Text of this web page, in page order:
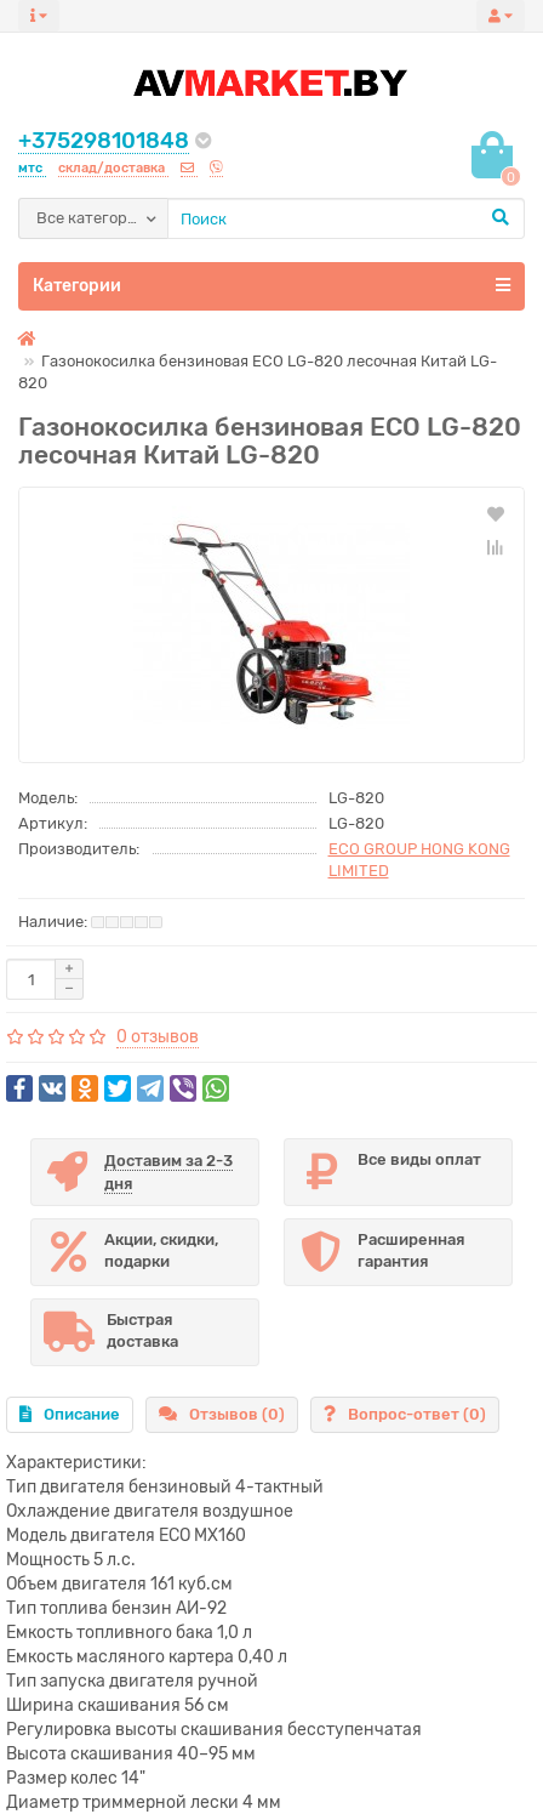
+375298101848
мтс склад/доставка
0
Все категории
Категории
Газонокосилка бензиновая ECO LG-820 лесочная Китай LG-
820
Газонокосилка бензиновая ECO LG-820
лесочная Китай LG-820
Модель:
LG-820
Артикул:
LG-820
Производитель:
ECO GROUP HONG KONG
LIMITED
0 отзывов
Доставим за 2-3
дня
Все виды оплат
Акции, скидки,
подарки
Расширенная
гарантия
Быстрая
доставка
Описание Отзывов (0) Вопрос-ответ (0)
Характеристики:
Тип двигателя бензиновый 4-тактный
Оxлаждение двигателя воздушное
Модель двигателя ECO MX160
Мощность 5 л.с.
Объем двигателя 161 куб.см
Тип топлива бензин АИ-92
Емкость топливного бака 1,0 л
Емкость масляного картера 0,40 л
Тип запуска двигателя ручной
Ширина скашивания 56 см
Регулировка высоты скашивания бесступенчатая
Высота скашивания 40–95 мм
Размер колес 14"
Диаметр триммерной лески 4 мм